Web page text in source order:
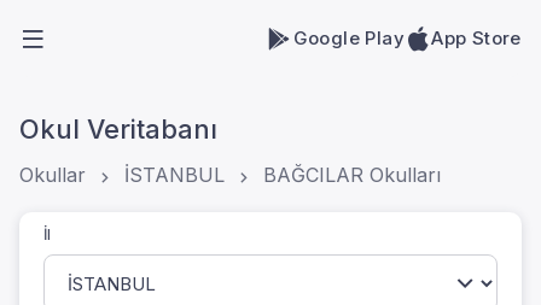
Google Play App Store
Okul Veritabanı
Okullar İSTANBUL BAĞCILAR Okulları
İl